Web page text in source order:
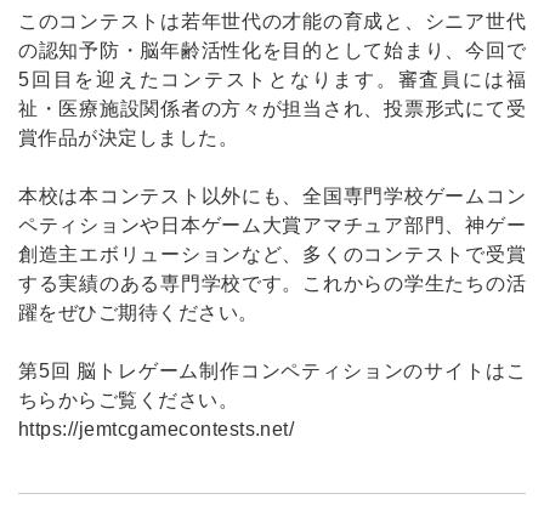
このコンテストは若年世代の才能の育成と、シニア世代
の認知予防・脳年齢活性化を目的として始まり、今回で
5回目を迎えたコンテストとなります。審査員には福
祉・医療施設関係者の方々が担当され、投票形式にて受
賞作品が決定しました。
本校は本コンテスト以外にも、全国専門学校ゲームコン
ペティションや日本ゲーム大賞アマチュア部門、神ゲー
創造主エボリューションなど、多くのコンテストで受賞
する実績のある専門学校です。これからの学生たちの活
躍をぜひご期待ください。
第5回 脳トレゲーム制作コンペティションのサイトはこ
ちらからご覧ください。
https://jemtcgamecontests.net/